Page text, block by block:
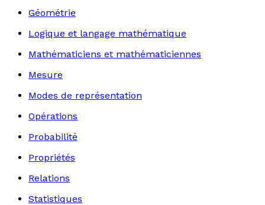
Géométrie
Logique et langage mathématique
Mathématiciens et mathématiciennes
Mesure
Modes de représentation
Opérations
Probabilité
Propriétés
Relations
Statistiques